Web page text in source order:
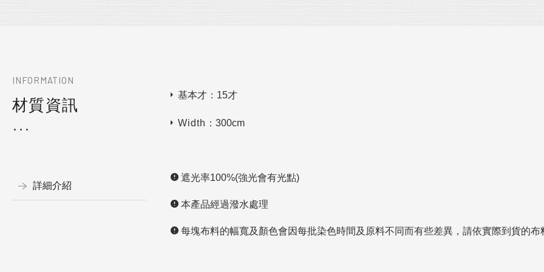
INFORMATION
材質資訊
詳細介紹
基本才：15才
Width ：300cm
遮光率100%(強光會有光點)
本產品經過潑水處理
每塊布料的幅寬及顏色會因每批染色時間及原料不同而有些差異，請依實際到貨的布